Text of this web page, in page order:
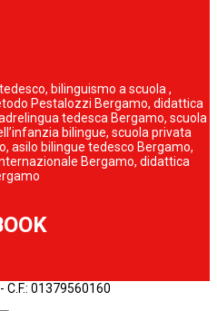
bilinguismo a scuola ,
Pestalozzi Bergamo, didattica
tedesca Bergamo, scuola
bilingue, scuola privata
asilo bilingue tedesco Bergamo,
Bergamo, didattica
- C.F.: 01379560160